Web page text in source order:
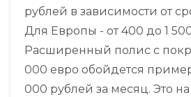
рублей в зависимости от
Для Европы - от 400 до 1
Расширенный полис с
000 евро обойдется
000 рублей за месяц. Это